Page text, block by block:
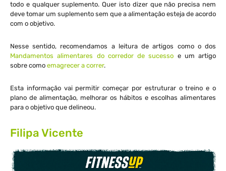
todo e qualquer suplemento. Quer isto dizer que não precisa nem
deve tomar um suplemento sem que a alimentação esteja de acordo
com o objetivo.
Nesse sentido, recomendamos a leitura de artigos como o dos
Mandamentos alimentares do corredor de sucesso e um artigo
sobre como emagrecer a correr.
Esta informação vai permitir começar por estruturar o treino e o
plano de alimentação, melhorar os hábitos e escolhas alimentares
para o objetivo que delineou.
Filipa Vicente